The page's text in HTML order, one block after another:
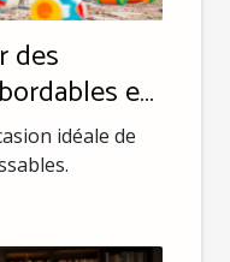
des
en
idéale de